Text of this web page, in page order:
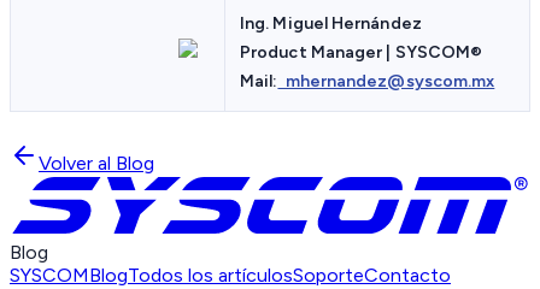
Ing. Miguel Hernández
Product Manager | SYSCOM®
Mail: mhernandez@syscom.mx
Volver al Blog
Blog
SYSCOMBlogTodos los artículosSoporteContacto